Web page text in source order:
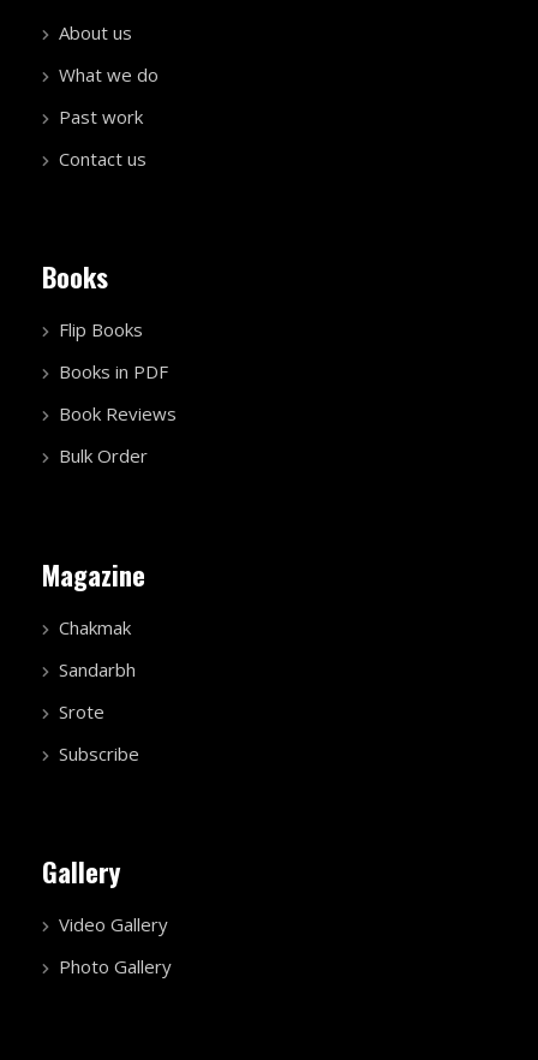
About us
What we do
Past work
Contact us
Books
Flip Books
Books in PDF
Book Reviews
Bulk Order
Magazine
Chakmak
Sandarbh
Srote
Subscribe
Gallery
Video Gallery
Photo Gallery